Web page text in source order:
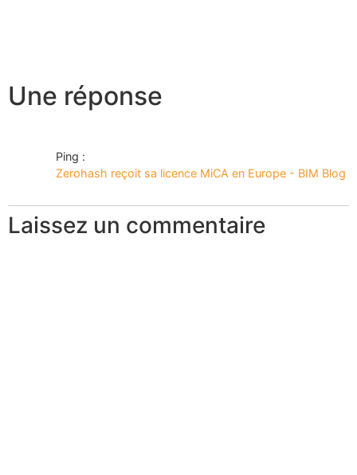
Une réponse
Ping :
Zerohash reçoit sa licence MiCA en Europe - BIM Blog
Laissez un commentaire